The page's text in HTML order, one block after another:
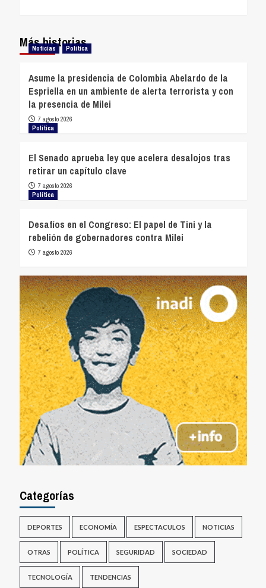
Más historias
Noticias Política
Asume la presidencia de Colombia Abelardo de la
Espriella en un ambiente de alerta terrorista y con
la presencia de Milei
7 agosto 2026
Política
El Senado aprueba ley que acelera desalojos tras
retirar un capítulo clave
7 agosto 2026
Política
Desafíos en el Congreso: El papel de Tini y la
rebelión de gobernadores contra Milei
7 agosto 2026
Categorías
DEPORTES ECONOMÍA ESPECTACULOS NOTICIAS
OTRAS POLÍTICA SEGURIDAD SOCIEDAD
TECNOLOGÍA TENDENCIAS